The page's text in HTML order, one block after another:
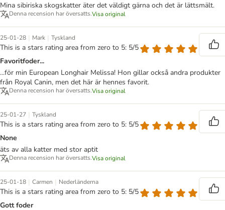
Mina sibiriska skogskatter äter det väldigt gärna och det är lättsmält.
Denna recension har översatts.Visa original
25-01-28 | Mark | Tyskland
This is a stars rating area from zero to 5: 5/5
Favoritfoder...
...för min European Longhair Melissa! Hon gillar också andra produkter
från Royal Canin, men det här är hennes favorit.
Denna recension har översatts.Visa original
25-01-27 | Tyskland
This is a stars rating area from zero to 5: 5/5
None
äts av alla katter med stor aptit
Denna recension har översatts.Visa original
25-01-18 | Carmen | Nederländerna
This is a stars rating area from zero to 5: 5/5
Gott foder